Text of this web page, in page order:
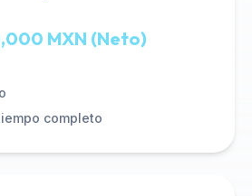
MXN (Neto)
completo